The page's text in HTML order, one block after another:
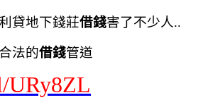
貸地下錢莊借錢害了不少人..
法的借錢管道
URy8ZL